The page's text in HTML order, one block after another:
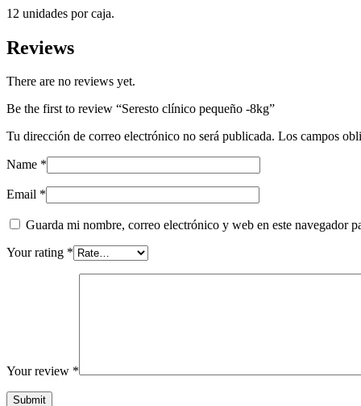
12 unidades por caja.
Reviews
There are no reviews yet.
Be the first to review “Seresto clínico pequeño -8kg”
Tu dirección de correo electrónico no será publicada. Los campos
Name *
Email *
Guarda mi nombre, correo electrónico y web en este navegador
Your rating *
Your review *